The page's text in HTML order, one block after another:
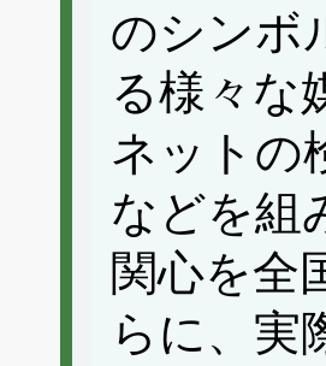
のシンボ
る様々な
ネットの
などを組
関心を全
らに、実